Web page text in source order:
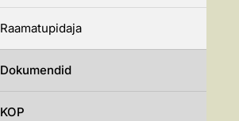
Raamatupidaja
Dokumendid
KOP